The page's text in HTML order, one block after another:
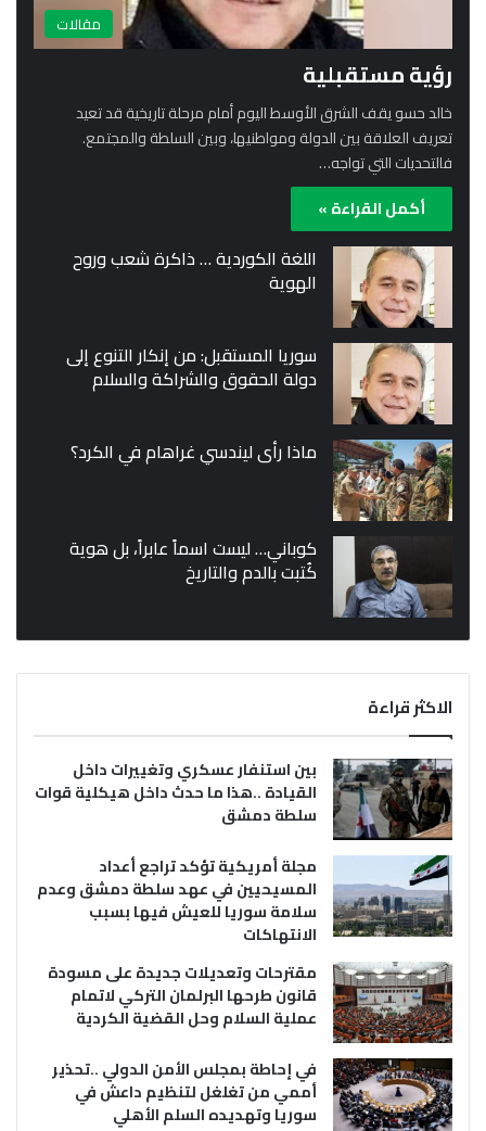
مقالات
رؤية مستقبلية
خالد حسو يقف الشرق الأوسط اليوم أمام مرحلة تاريخية قد تعيد
تعريف العلاقة بين الدولة ومواطنيها، وبين السلطة والمجتمع.
فالتحديات التي تواجه…
أكمل القراءة »
اللغة الكوردية … ذاكرة شعب وروح
الهوية
سوريا المستقبل: من إنكار التنوع إلى
دولة الحقوق والشراكة والسلام
ماذا رأى ليندسي غراهام في الكرد؟
كوباني… ليست اسماً عابراً، بل هوية
كُتبت بالدم والتاريخ
الاكثر قراءة
بين استنفار عسكري وتغييرات داخل
القيادة ..هذا ما حدث داخل هيكلية قوات
سلطة دمشق
مجلة أمريكية تؤكد تراجع أعداد
المسيحيين في عهد سلطة دمشق وعدم
سلامة سوريا للعيش فيها بسبب
الانتهاكات
مقترحات وتعديلات جديدة على مسودة
قانون طرحها البرلمان التركي لاتمام
عملية السلام وحل القضية الكردية
في إحاطة بمجلس الأمن الدولي ..تحذير
أممي من تغلغل لتنظيم داعش في
سوريا وتهديده السلم الأهلي